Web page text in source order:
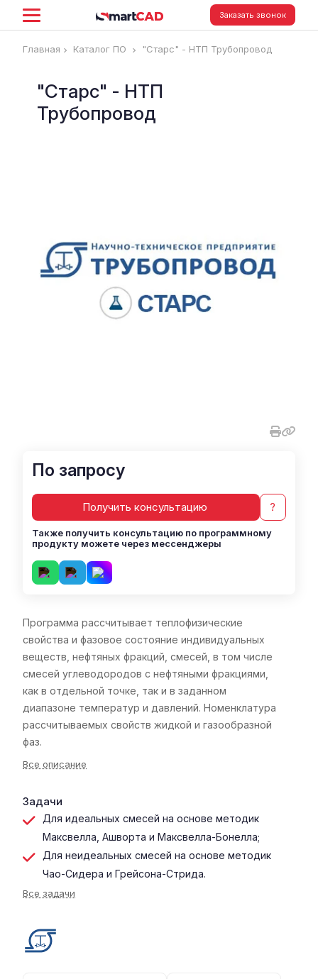
Заказать звонок
Главная Каталог ПО "Старс" - НТП Трубопровод
"Старс" - НТП
Трубопровод
Программа рассчитывает теплофизические
свойства и фазовое состояние индивидуальных
веществ, нефтяных фракций, смесей, в том числе
смесей углеводородов с нефтяными фракциями,
как в отдельной точке, так и в заданном
диапазоне температур и давлений. Номенклатура
рассчитываемых свойств жидкой и газообразной
фаз.
Все описание
Задачи
Для идеальных смесей на основе методик
Максвелла, Ашворта и Максвелла-Бонелла;
Для неидеальных смесей на основе методик
Чао-Сидера и Грейсона-Стрида.
Все задачи
По запросу
Получить консультацию ?
Также получить консультацию по программному
продукту можете через мессенджеры